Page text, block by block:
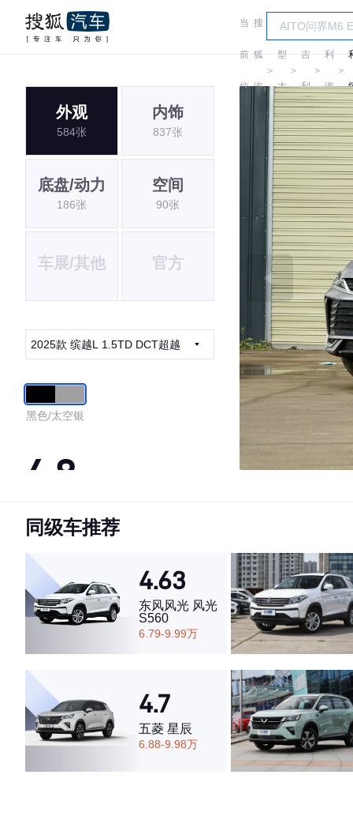
当
前
位
搜
狐
汽
＞
车
型
大
全
＞
吉
利
＞
吉
利
汽
车
＞
外观
584张
内饰
837张
底盘/动力
186张
空间
90张
车展/其他 官方
2025款 缤越L 1.5TD DCT超越
黑色/太空银
4.8
·外观表现较为优秀，优于75%同级车
·空间表现较为优秀，优于51%同级车
同级车推荐
4.63
东风风光 风光
S560
6.79-9.99万
4.7
五菱 星辰
6.88-9.98万